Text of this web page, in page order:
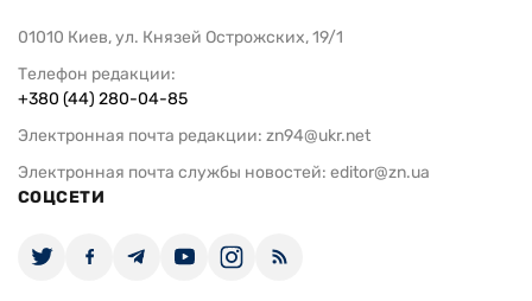
01010 Киев, ул. Князей Острожских, 19/1
Телефон редакции:
+380 (44) 280-04-85
Электронная почта редакции: zn94@ukr.net
Электронная почта службы новостей: editor@zn.ua
СОЦСЕТИ